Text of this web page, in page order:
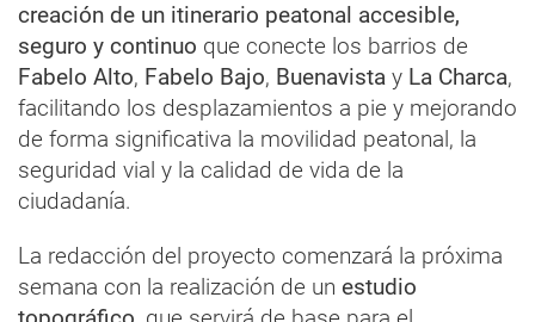
creación de un itinerario peatonal accesible,
seguro y continuo que conecte los barrios de
Fabelo Alto, Fabelo Bajo, Buenavista y La Charca,
facilitando los desplazamientos a pie y mejorando
de forma significativa la movilidad peatonal, la
seguridad vial y la calidad de vida de la
ciudadanía.
La redacción del proyecto comenzará la próxima
semana con la realización de un estudio